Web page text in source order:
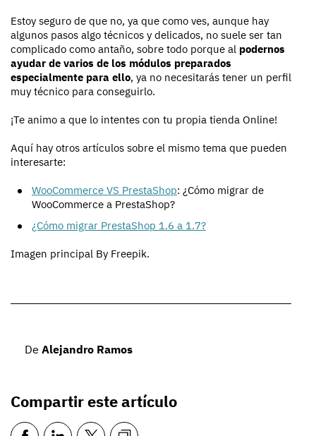
Estoy seguro de que no, ya que como ves, aunque hay
algunos pasos algo técnicos y delicados, no suele ser tan
complicado como antaño, sobre todo porque al podernos
ayudar de varios de los módulos preparados
especialmente para ello, ya no necesitarás tener un perfil
muy técnico para conseguirlo.
¡Te animo a que lo intentes con tu propia tienda Online!
Aquí hay otros artículos sobre el mismo tema que pueden
interesarte:
WooCommerce VS PrestaShop: ¿Cómo migrar de
WooCommerce a PrestaShop?
¿Cómo migrar PrestaShop 1.6 a 1.7?
Imagen principal By Freepik.
De Alejandro Ramos
Compartir este artículo